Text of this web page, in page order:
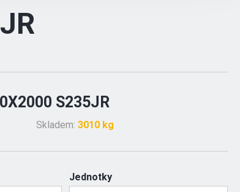
S235JR
Skladem: 3010 kg
Jednotky